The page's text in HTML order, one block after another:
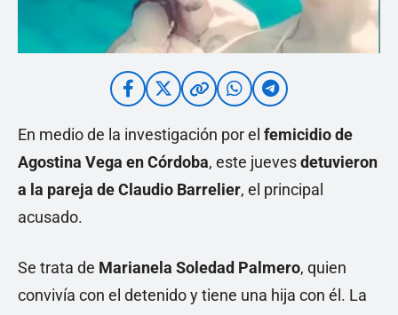
En medio de la investigación por el femicidio de
Agostina Vega en Córdoba, este juevesdetuvieron
a la pareja deClaudio Barrelier, el principal
acusado.
Se trata de Marianela Soledad Palmero, quien
convivía con el detenido y tiene una hija con él. La